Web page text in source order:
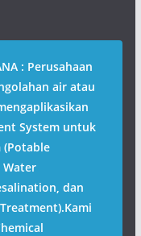
: Perusahaan
air atau
System untuk
(Potable
Water
dan